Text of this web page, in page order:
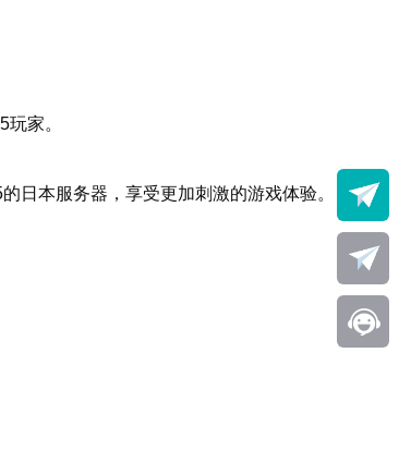
家。
日本服务器，享受更加刺激的游戏体验。